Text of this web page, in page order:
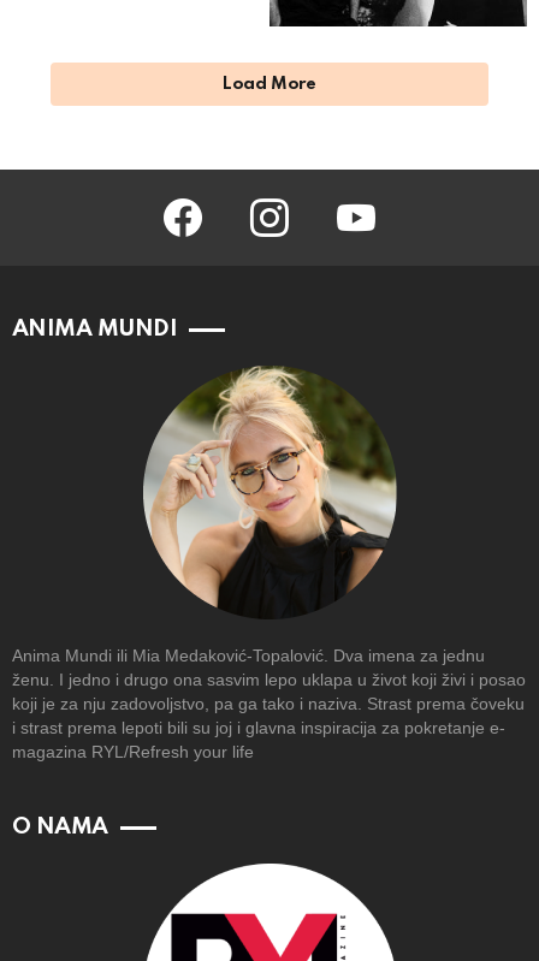
Load More
facebook instagram
ANIMA MUNDI
Anima Mundi ili Mia Medaković-Topalović. Dva imena za jednu
ženu. I jedno i drugo ona sasvim lepo uklapa u život koji živi i posao
koji je za nju zadovoljstvo, pa ga tako i naziva. Strast prema čoveku
i strast prema lepoti bili su joj i glavna inspiracija za pokretanje e-
magazina RYL/Refresh your life
O NAMA